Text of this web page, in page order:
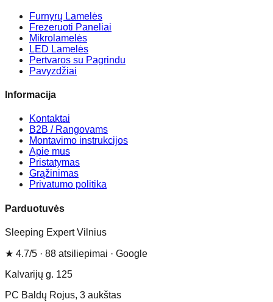
Furnyrų Lamelės
Frezeruoti Paneliai
Mikrolamelės
LED Lamelės
Pertvaros su Pagrindu
Pavyzdžiai
Informacija
Kontaktai
B2B / Rangovams
Montavimo instrukcijos
Apie mus
Pristatymas
Grąžinimas
Privatumo politika
Parduotuvės
Sleeping Expert Vilnius
★ 4.7/5 · 88 atsiliepimai · Google
Kalvarijų g. 125
PC Baldų Rojus, 3 aukštas